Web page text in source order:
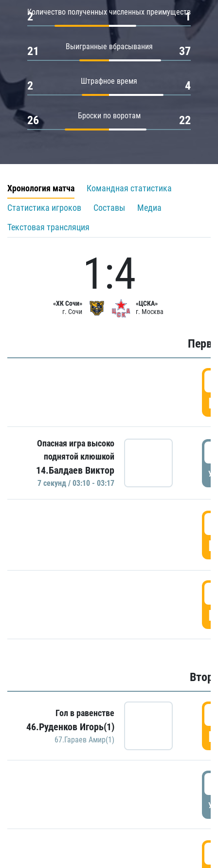
Количество полученных численных преимуществ
2 1
Выигранные вбрасывания
21 37
Штрафное время
2 4
Броски по воротам
26 22
Хронология матча
Командная статистика
Статистика игроков
Составы
Медиа
Текстовая трансляция
«ХК Сочи»
г. Сочи
1:4
«ЦСКА»
г. Москва
Опасная игра высоко
поднятой клюшкой
14.Балдаев Виктор
7 секунд / 03:10 - 03:17
Гол в равенстве
46.Руденков Игорь(1)
67.Гараев Амир(1)